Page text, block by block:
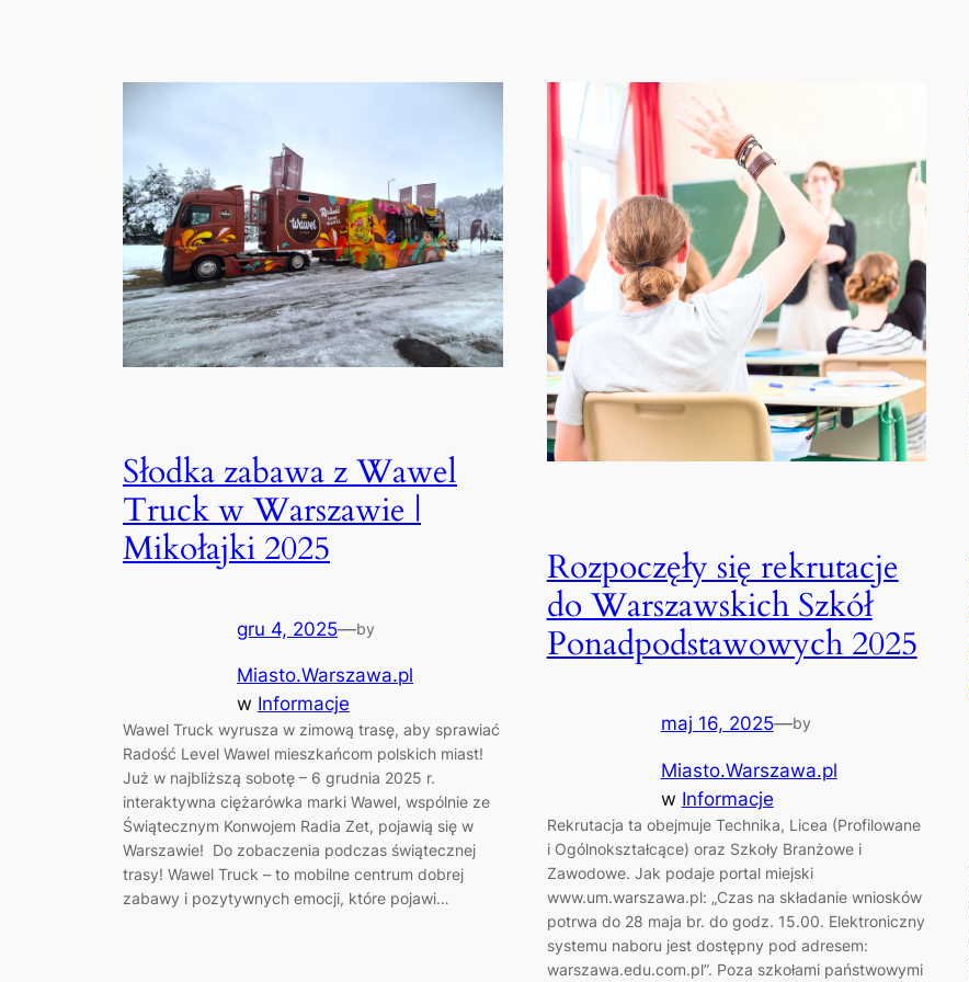
Słodka zabawa z Wawel
Truck w Warszawie |
Mikołajki 2025
gru 4, 2025—by
Miasto.Warszawa.pl
w Informacje
Wawel Truck wyrusza w zimową trasę, aby sprawiać
Radość Level Wawel mieszkańcom polskich miast!
Już w najbliższą sobotę – 6 grudnia 2025 r.
interaktywna ciężarówka marki Wawel, wspólnie ze
Świątecznym Konwojem Radia Zet, pojawią się w
Warszawie! Do zobaczenia podczas świątecznej
trasy! Wawel Truck – to mobilne centrum dobrej
zabawy i pozytywnych emocji, które pojawi…
Rozpoczęły się rekrutacje
do Warszawskich Szkół
Ponadpodstawowych 2025
maj 16, 2025—by
Miasto.Warszawa.pl
w Informacje
Rekrutacja ta obejmuje Technika, Licea (Profilowane
i Ogólnokształcące) oraz Szkoły Branżowe i
Zawodowe. Jak podaje portal miejski
www.um.warszawa.pl: „Czas na składanie wniosków
potrwa do 28 maja br. do godz. 15.00. Elektroniczny
systemu naboru jest dostępny pod adresem:
warszawa.edu.com.pl”. Poza szkołami państwowymi